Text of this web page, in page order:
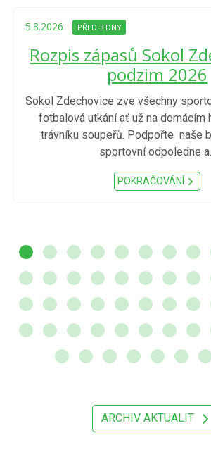
5.8.2026 PŘED 3 DNY
Rozpis zápasů Sokol
podzim 2026
Sokol Zdechovice zve všechny
fotbalová utkání ať už na domácím
trávníku soupeřů. Podpořte naše
sportovní odpoledne
POKRAČOVÁNÍ
ARCHIV AKTUALIT